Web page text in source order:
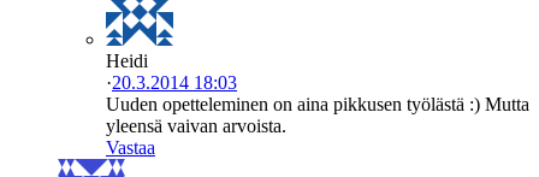
Heidi
·20.3.2014 18:03
Uuden opetteleminen on aina pikkusen työlästä :) Mutta
yleensä vaivan arvoista.
Vastaa